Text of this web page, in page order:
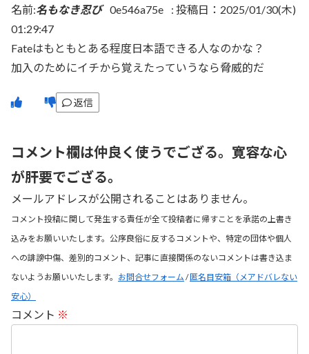
名前:名もなき忍び 0e546a75e : 投稿日：2025/01/30(木)
01:29:47
Fateはもともとある程度日本語できる人なのかな？
加入のためにイチから覚えたっていうなら脅威的だ
返信
コメント欄は仲良く使うでござる。寛容な心
が肝要でござる。
メールアドレスが公開されることはありません。
コメント投稿に関して発生する責任が全て投稿者に帰すことを承諾の上書き
込みをお願いいたします。公序良俗に反するコメントや、特定の団体や個人
への誹謗中傷、差別的コメント、記事に直接関係のないコメントは書き込ま
ないようお願いいたします。 お問合せフォーム /匿名目安箱（メアドバレない
安心）
コメント ※